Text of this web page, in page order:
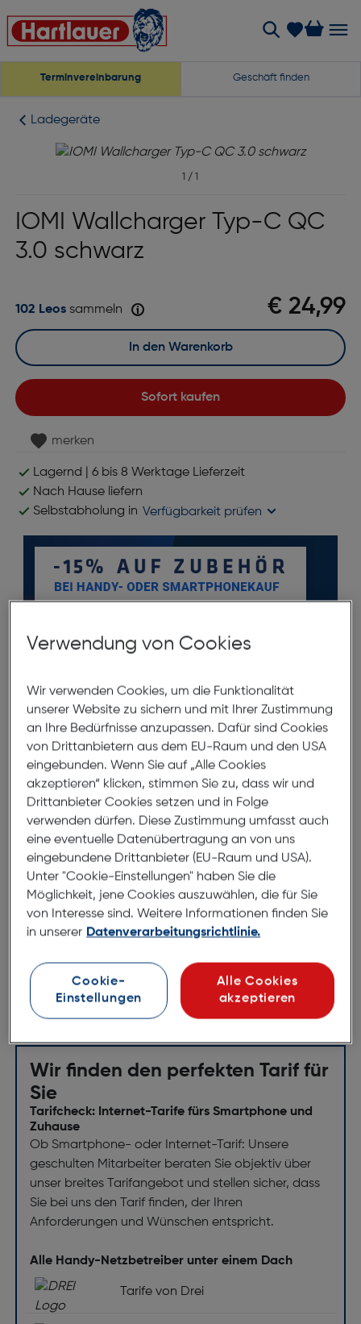
Terminvereinbarung Geschäft finden
Ladegeräte
1 / 1
IOMI Wallcharger Typ-C QC
3.0 schwarz
€ 24,99
102 Leossammeln
Sofort kaufen
In den Warenkorb
merken
Lagernd | 6 bis 8 Werktage Lieferzeit
Nach Hause liefern
Selbstabholung in Verfügbarkeit prüfen
Produktbeschreibung
IOMI Wallcharger Typ-C QC 3.0
schwarz
ArtNr.: 621981393
IOMI Reiselader
Klares Design
Kein lästiges Kabelsuchen
Knickschutz verhindert Kabelbruch
Stabiles Gehäuse mit Metallring
Leistung 12W (Max.)
Wir finden den perfekten Tarif für
Sie
Tarifcheck: Internet-Tarife fürs Smartphone und
Zuhause
Ob Smartphone- oder Internet-Tarif: Unsere
geschulten Mitarbeiter beraten Sie objektiv über
unser breites Tarifangebot und stellen sicher, dass
Sie bei uns den Tarif finden, der Ihren
Anforderungen und Wünschen entspricht.
Alle Handy-Netzbetreiber unter einem Dach
Tarife von Drei
Verwendung von Cookies
Wir verwenden Cookies, um die Funktionalität
unserer Website zu sichern und mit Ihrer Zustimmung
an Ihre Bedürfnisse anzupassen. Dafür sind Cookies
von Drittanbietern aus dem EU-Raum und den USA
eingebunden. Wenn Sie auf „Alle Cookies
akzeptieren“ klicken, stimmen Sie zu, dass wir und
Drittanbieter Cookies setzen und in Folge
verwenden dürfen. Diese Zustimmung umfasst auch
eine eventuelle Datenübertragung an von uns
eingebundene Drittanbieter (EU-Raum und USA).
Unter "Cookie-Einstellungen" haben Sie die
Möglichkeit, jene Cookies auszuwählen, die für Sie
von Interesse sind. Weitere Informationen finden Sie
in unserer Datenverarbeitungsrichtlinie.
Cookie-
Einstellungen
Alle Cookies
akzeptieren